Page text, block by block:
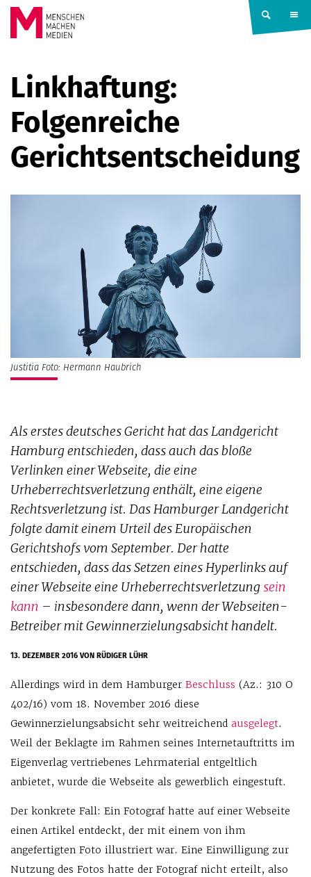
Springe zum Inhalt
MACHEN
MEDIEN
Linkhaftung:
Folgenreiche
Gerichtsentscheidung
Justitia Foto: Hermann Haubrich
Als erstes deutsches Gericht hat das Landgericht
Hamburg entschieden, dass auch das bloße
Verlinken einer Webseite, die eine
Urheberrechtsverletzung enthält, eine eigene
Rechtsverletzung ist. Das Hamburger Landgericht
folgte damit einem Urteil des Europäischen
Gerichtshofs vom September. Der hatte
entschieden, dass das Setzen eines Hyperlinks auf
einer Webseite eine Urheberrechtsverletzungsein
kann – insbesondere dann, wenn der Webseiten-
Betreiber mit Gewinnerzielungsabsicht handelt.
13. DEZEMBER 2016VON RÜDIGER LÜHR
Allerdings wird in dem Hamburger Beschluss (Az.: 310 O
402/16) vom 18. November 2016 diese
Gewinnerzielungsabsicht sehr weitreichend ausgelegt.
Weil der Beklagte im Rahmen seines Internetauftritts im
Eigenverlag vertriebenes Lehrmaterial entgeltlich
anbietet, wurde die Webseite als gewerblich eingestuft.
Der konkrete Fall: Ein Fotograf hatte auf einer Webseite
einen Artikel entdeckt, der mit einem von ihm
angefertigten Foto illustriert war. Eine Einwilligung zur
Nutzung des Fotos hatte der Fotograf nicht erteilt, also